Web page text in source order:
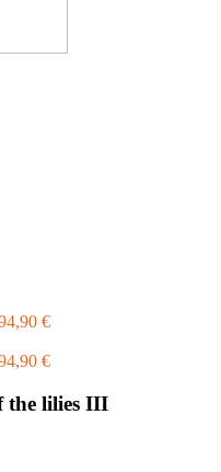
€
€
the lilies III